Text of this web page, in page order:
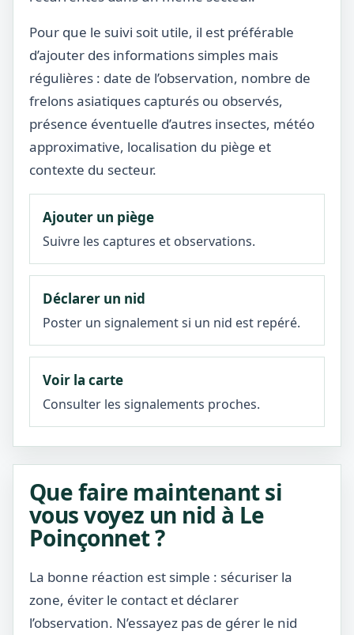
Pour que le suivi soit utile, il est préférable
d’ajouter des informations simples mais
régulières : date de l’observation, nombre de
frelons asiatiques capturés ou observés,
présence éventuelle d’autres insectes, météo
approximative, localisation du piège et
contexte du secteur.
Ajouter un piège
Suivre les captures et observations.
Déclarer un nid
Poster un signalement si un nid est repéré.
Voir la carte
Consulter les signalements proches.
Que faire maintenant si
vous voyez un nid à Le
Poinçonnet ?
La bonne réaction est simple : sécuriser la
zone, éviter le contact et déclarer
l’observation. N’essayez pas de gérer le nid